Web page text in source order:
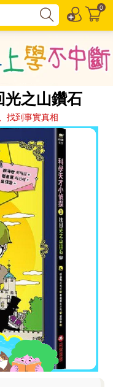
0
光之山鑽石
找到事實真相